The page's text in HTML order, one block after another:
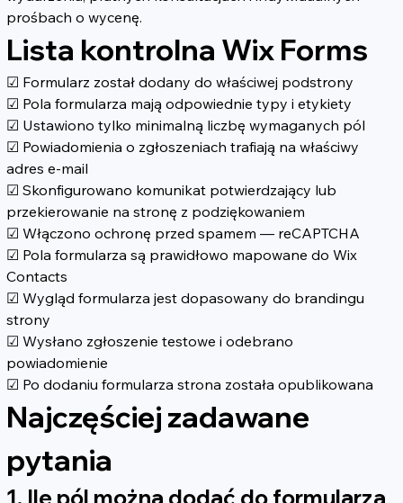
prośbach o wycenę.
Lista kontrolna Wix Forms
☑ Formularz został dodany do właściwej podstrony
☑ Pola formularza mają odpowiednie typy i etykiety
☑ Ustawiono tylko minimalną liczbę wymaganych pól
☑ Powiadomienia o zgłoszeniach trafiają na właściwy
adres e-mail
☑ Skonfigurowano komunikat potwierdzający lub
przekierowanie na stronę z podziękowaniem
☑ Włączono ochronę przed spamem — reCAPTCHA
☑ Pola formularza są prawidłowo mapowane do Wix
Contacts
☑ Wygląd formularza jest dopasowany do brandingu
strony
☑ Wysłano zgłoszenie testowe i odebrano
powiadomienie
☑ Po dodaniu formularza strona została opublikowana
Najczęściej zadawane
pytania